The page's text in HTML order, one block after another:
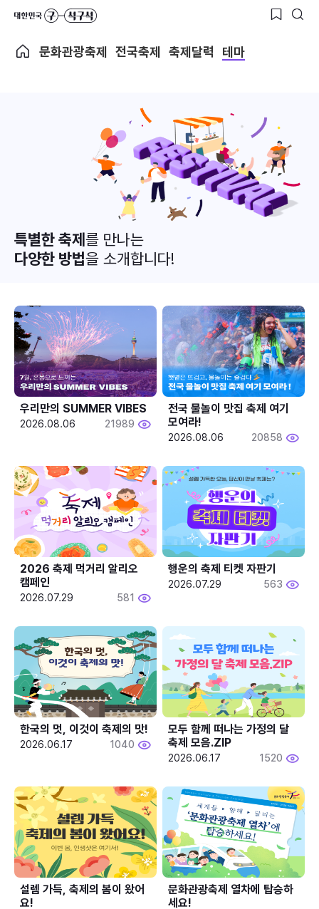
문화관광축제 전국축제 축제달력 테마
특별한 축제를 만나는
다양한 방법을 소개합니다!
우리만의 SUMMER VIBES
2026.08.06 21989
전국 물놀이 맛집 축제 여기
모여라!
2026.08.06 20858
2026 축제 먹거리 알리오
캠페인
2026.07.29 581
행운의 축제 티켓 자판기
2026.07.29 563
한국의 멋, 이것이 축제의 맛!
2026.06.17 1040
모두 함께 떠나는 가정의 달
축제 모음.ZIP
2026.06.17 1520
설렘 가득, 축제의 봄이 왔어
요!
문화관광축제 열차에 탑승하
세요!